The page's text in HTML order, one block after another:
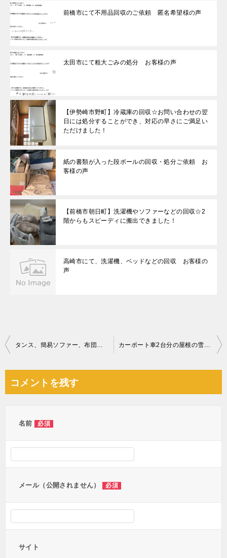
前橋市にて不用品回収のご依頼 匿名希望様の声
太田市にて粗大ごみの処分 お客様の声
【伊勢崎市野町】冷蔵庫の回収☆お問い合わせの翌
日には処分することができ、対応の早さにご満足い
ただけました！
紙の書類が入った段ボールの回収・処分ご依頼 お
客様の声
【前橋市朝日町】洗濯機やソファーなどの回収☆2
階からもスピーディに搬出できました！
高崎市にて、洗濯機、ベッドなどの回収 お客様の
声
投
ビ
タンス、簡易ソファー、布団、ベビーサークル、子供用の椅子等の回収 カーポート車2台分の屋根の雪下ろし作業ご依頼 お客様の声
コメントを残す
名前 必須
メール（公開されません） 必須
サイト